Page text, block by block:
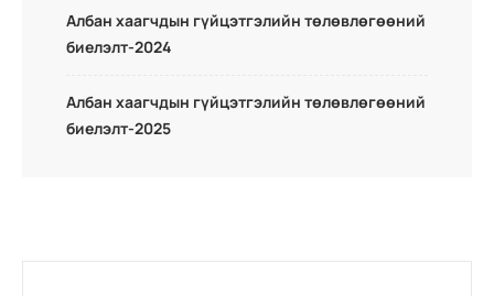
Албан хаагчдын гүйцэтгэлийн төлөвлөгөөний
биелэлт-2024
Албан хаагчдын гүйцэтгэлийн төлөвлөгөөний
биелэлт-2025